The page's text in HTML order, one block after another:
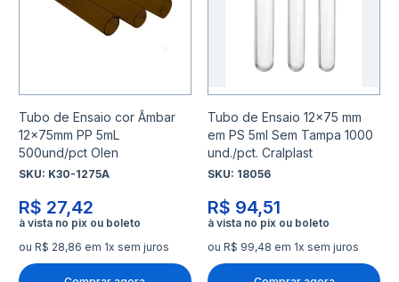
Tubo de Ensaio cor Âmbar
12x75mm PP 5mL
500und/pct Olen
SKU: K30-1275A
R$ 27,42
ou R$ 28,86 em 1x sem juros
Tubo de Ensaio 12x75 mm
em PS 5ml Sem Tampa 1000
und./pct. Cralplast
SKU: 18056
R$ 94,51
ou R$ 99,48 em 1x sem juros